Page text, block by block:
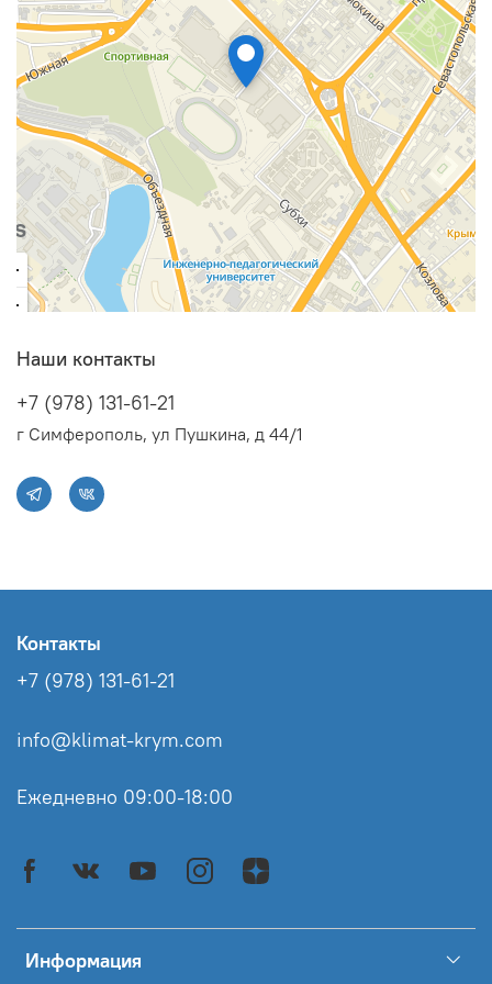
Наши контакты
+7 (978) 131-61-21
г Симферополь, ул Пушкина, д 44/1
Информация
Контакты
+7 (978) 131-61-21
info@klimat-krym.com
Ежедневно 09:00-18:00